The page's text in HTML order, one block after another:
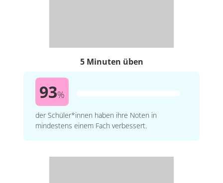
5 Minuten üben
93%
der Schüler*innen haben ihre Noten in
mindestens einem Fach verbessert.